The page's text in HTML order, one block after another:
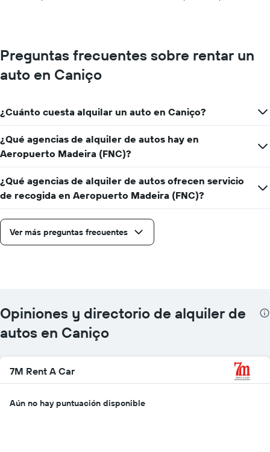
un
auto
por
empresa.
Preguntas frecuentes sobre rentar un
auto en Caniço
¿Cuánto cuesta alquilar un auto en Caniço?
¿Qué agencias de alquiler de autos hay en
Aeropuerto Madeira (FNC)?
¿Qué agencias de alquiler de autos ofrecen servicio
de recogida en Aeropuerto Madeira (FNC)?
Ver más preguntas frecuentes
Opiniones y directorio de alquiler de
autos en Caniço
7M Rent A Car
Aún no hay puntuación disponible